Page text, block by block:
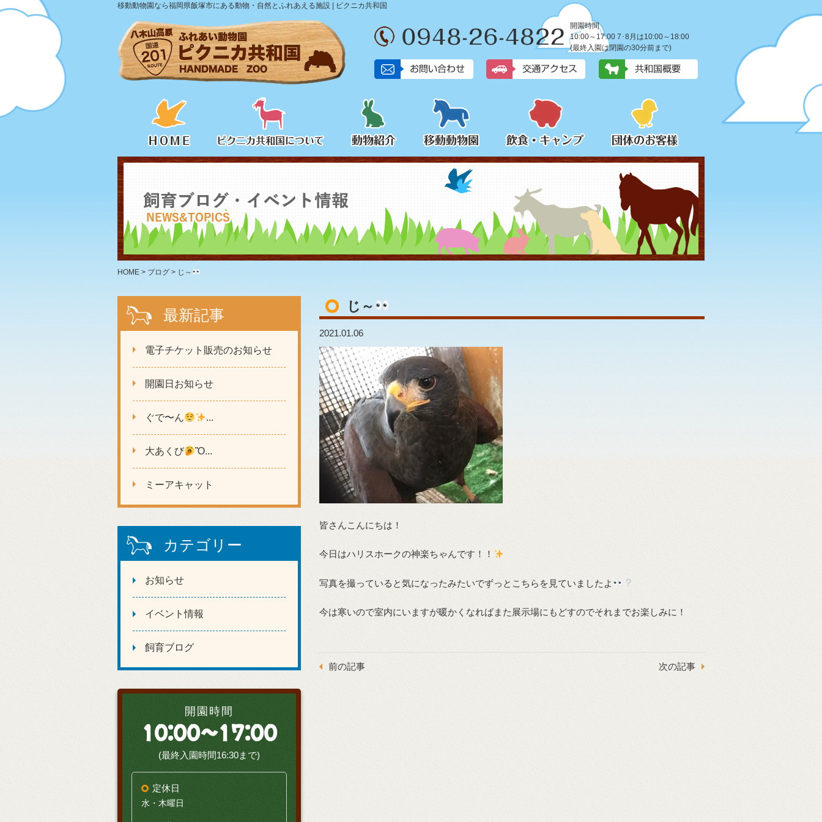
移動動物園なら福岡県飯塚市にある動物・自然とふれあえる施設 | ピクニカ共和国
開園時間
10:00～17:00 7･8月は10:00～18:00
(最終入園は閉園の30分前まで)
HOME > ブログ > じ～
じ～
2021.01.06
皆さんこんにちは！
今日はハリスホークの神楽ちゃんです！！
写真を撮っていると気になったみたいでずっとこちらを見ていましたよ
今は寒いので室内にいますが暖かくなればまた展示場にもどすのでそれまでお楽しみに！
前の記事 次の記事
最新記事
電子チケット販売のお知らせ
開園日お知らせ
ぐで〜ん ...
大あくび Ὂ...
ミーアキャット
カテゴリー
お知らせ
イベント情報
飼育ブログ
開園時間
10:00～17:00
(最終入園時間16:30まで)
定休日
水・木曜日